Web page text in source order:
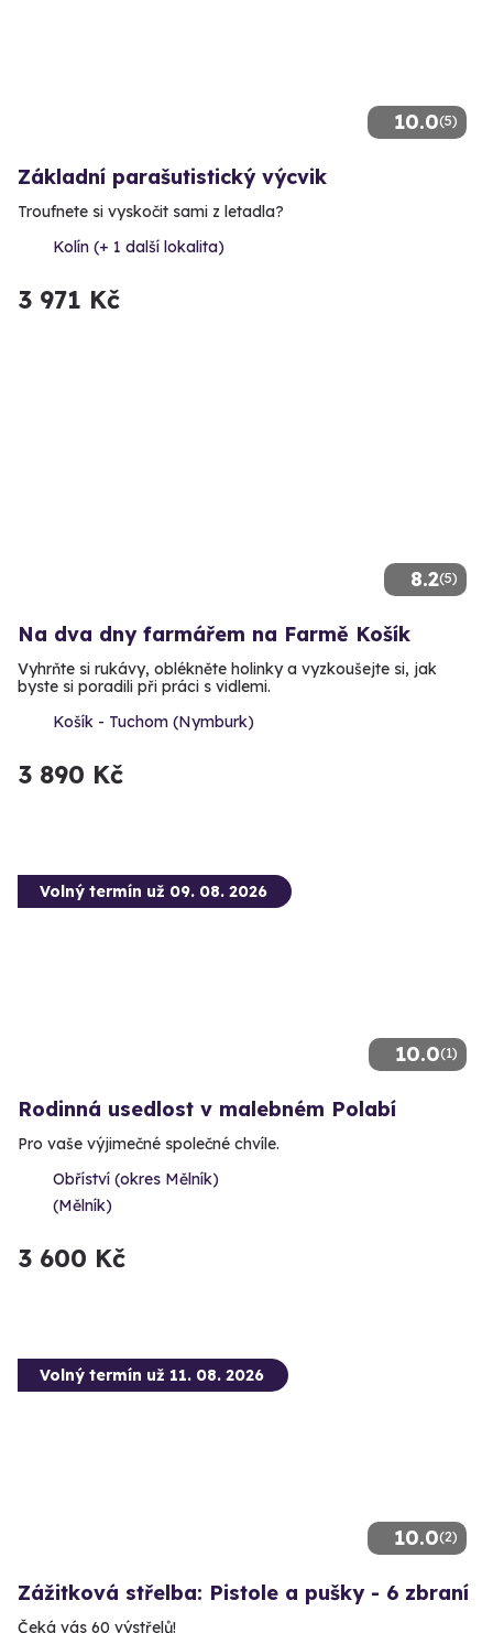
10.0(5)
Základní parašutistický výcvik
Troufnete si vyskočit sami z letadla?
Kolín (+ 1 další lokalita)
3 971 Kč
8.2(5)
Na dva dny farmářem na Farmě Košík
Vyhrňte si rukávy, oblékněte holinky a vyzkoušejte si, jak
byste si poradili při práci s vidlemi.
Košík - Tuchom (Nymburk)
3 890 Kč
10.0(1)
Volný termín už 09. 08. 2026
Rodinná usedlost v malebném Polabí
Pro vaše výjimečné společné chvíle.
Obříství (okres Mělník)
(Mělník)
3 600 Kč
10.0(2)
Volný termín už 11. 08. 2026
Zážitková střelba: Pistole a pušky - 6 zbraní
Čeká vás 60 výstřelů!